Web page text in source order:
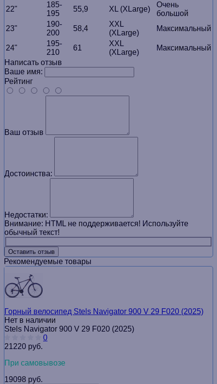
22"
185-
195
55,9 XL (XLarge)
Очень
большой
23"
190-
200
58,4
XXL
(XLarge)
Максимальный
24"
195-
210
61
XXL
(XLarge)
Максимальный
Написать отзыв
Ваше имя:
Рейтинг
Ваш отзыв
Достоинства:
Недостатки:
Внимание: HTML не поддерживается! Используйте
обычный текст!
Оставить отзыв
Рекомендуемые товары
Горный велосипед Stels Navigator 900 V 29 F020 (2025)
Нет в наличии
Stels Navigator 900 V 29 F020 (2025)
0
21220 руб.
При самовывозе
19098 руб.